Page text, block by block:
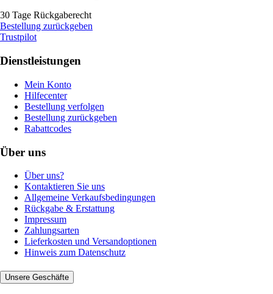
30 Tage Rückgaberecht
Bestellung zurückgeben
Trustpilot
Dienstleistungen
Mein Konto
Hilfecenter
Bestellung verfolgen
Bestellung zurückgeben
Rabattcodes
Über uns
Über uns?
Kontaktieren Sie uns
Allgemeine Verkaufsbedingungen
Rückgabe & Erstattung
Impressum
Zahlungsarten
Lieferkosten und Versandoptionen
Hinweis zum Datenschutz
Unsere Geschäfte